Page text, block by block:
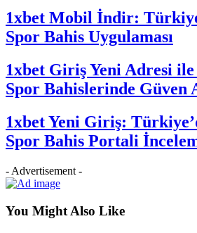
1xbet Mobil İndir:
Spor Bahis Uygulaması
1xbet Giriş Yeni Adresi
Spor Bahislerinde Güven
1xbet Yeni Giriş:
Spor Bahis Portali
- Advertisement -
You Might Also Like